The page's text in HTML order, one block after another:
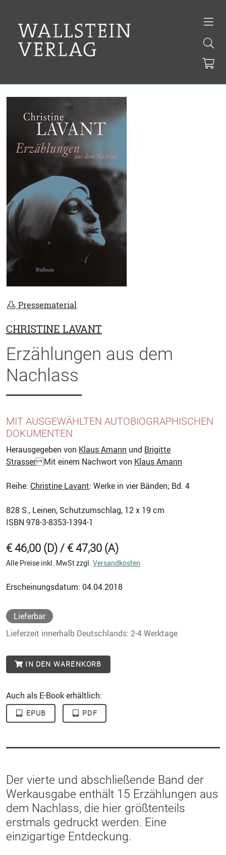
Pressematerial
CHRISTINE LAVANT
Erzählungen aus dem
Nachlass
MIT AUSGEWÄHLTEN AUTOBIOGRAPHISCHEN
DOKUMENTEN
Herausgegeben von Klaus Amann und Brigitte
StrasserMit einem Nachwort von Klaus Amann
Reihe: Christine Lavant: Werke in vier Bänden; Bd. 4
828 S., Leinen, Schutzumschlag, 12 x 19 cm
ISBN 978-3-8353-1394-1
€ 46,00 (D) / € 47,30 (A)
Alle Preise inkl. MwSt zzgl. Versandkosten
Erscheinungsdatum: 04.04.2018
Lieferbar
Lieferzeit innerhalb Deutschlands: 2-4 Werktage
IN DEN WARENKORB
Auch als E-Book erhältlich:
EPUB PDF
Der vierte und abschließende Band der
Werkausgabe enthält 15 Erzählungen aus
dem Nachlass, die hier größtenteils
erstmals gedruckt werden. Eine
einzigartige Entdeckung.